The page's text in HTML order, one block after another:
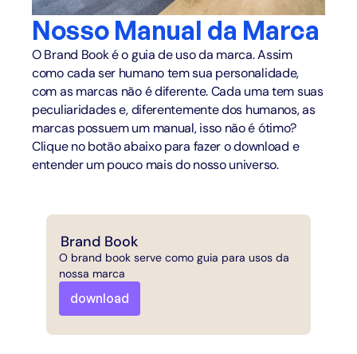
Nosso Manual da Marca
O Brand Book é o guia de uso da marca. Assim
como cada ser humano tem sua personalidade,
com as marcas não é diferente. Cada uma tem suas
peculiaridades e, diferentemente dos humanos, as
marcas possuem um manual, isso não é ótimo?
Clique no botão abaixo para fazer o download e
entender um pouco mais do nosso universo.
Brand Book
O brand book serve como guia para usos da
nossa marca
download